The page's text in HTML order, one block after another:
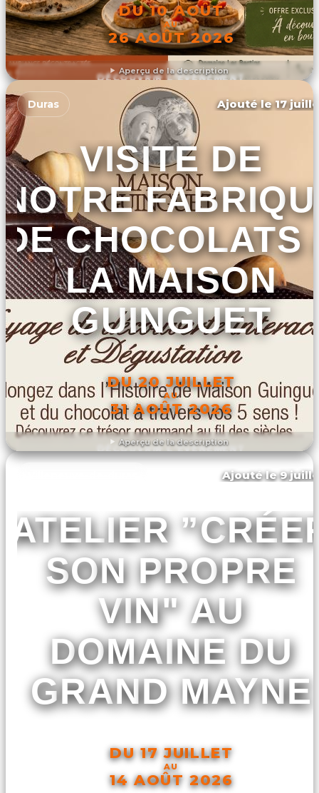
Aperçu de la description
DU 10 AOÛT
AU
26 AOÛT 2026
DÉCOUVRIR L'ÉVÉNEMENT
Aperçu de la description
Duras Ajouté le 17
VISITE DE
NOTRE
DE CHOCOLATS
LA MAISON
GUINGUET
DU 20 JUILLET
AU
31 AOÛT 2026
DÉCOUVRIR L'ÉVÉNEMENT
Ajouté le 9
ATELIER
SON PROPRE
VIN" AU
DOMAINE DU
GRAND MAYNE
DU 17 JUILLET
AU
14 AOÛT 2026